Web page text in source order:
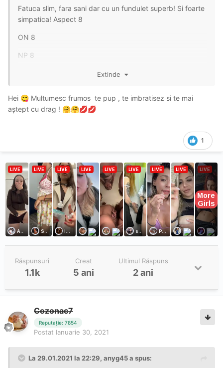
Fatuca slim, fara sani dar cu un fundulet superb! Si foarte
simpatica! Aspect 8
ON 8
NP 8
clientii cat mai multi ca mine😁 )
Extinde
Hei 😋 Multumesc frumos te pup , te imbratisez si te mai
aștept cu drag ! 🤗🤗💋💋
1
Răspunsuri
1.1k
Creat
5 ani
Ultimul Răspuns
2 ani
Cozonac7
Reputație: 7854
Postat Ianuarie 30, 2021
La 29.01.2021 la 22:29, anyg45a spus: